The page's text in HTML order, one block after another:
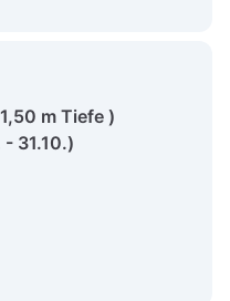
m Tiefe )
31.10.)